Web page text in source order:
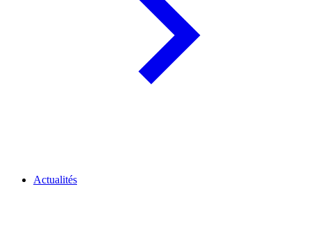
Actualités